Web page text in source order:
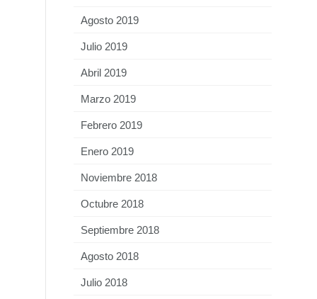
Agosto 2019
Julio 2019
Abril 2019
Marzo 2019
Febrero 2019
Enero 2019
Noviembre 2018
Octubre 2018
Septiembre 2018
Agosto 2018
Julio 2018